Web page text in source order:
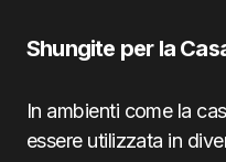
Shungite per la
In ambienti come la
essere utilizzata in